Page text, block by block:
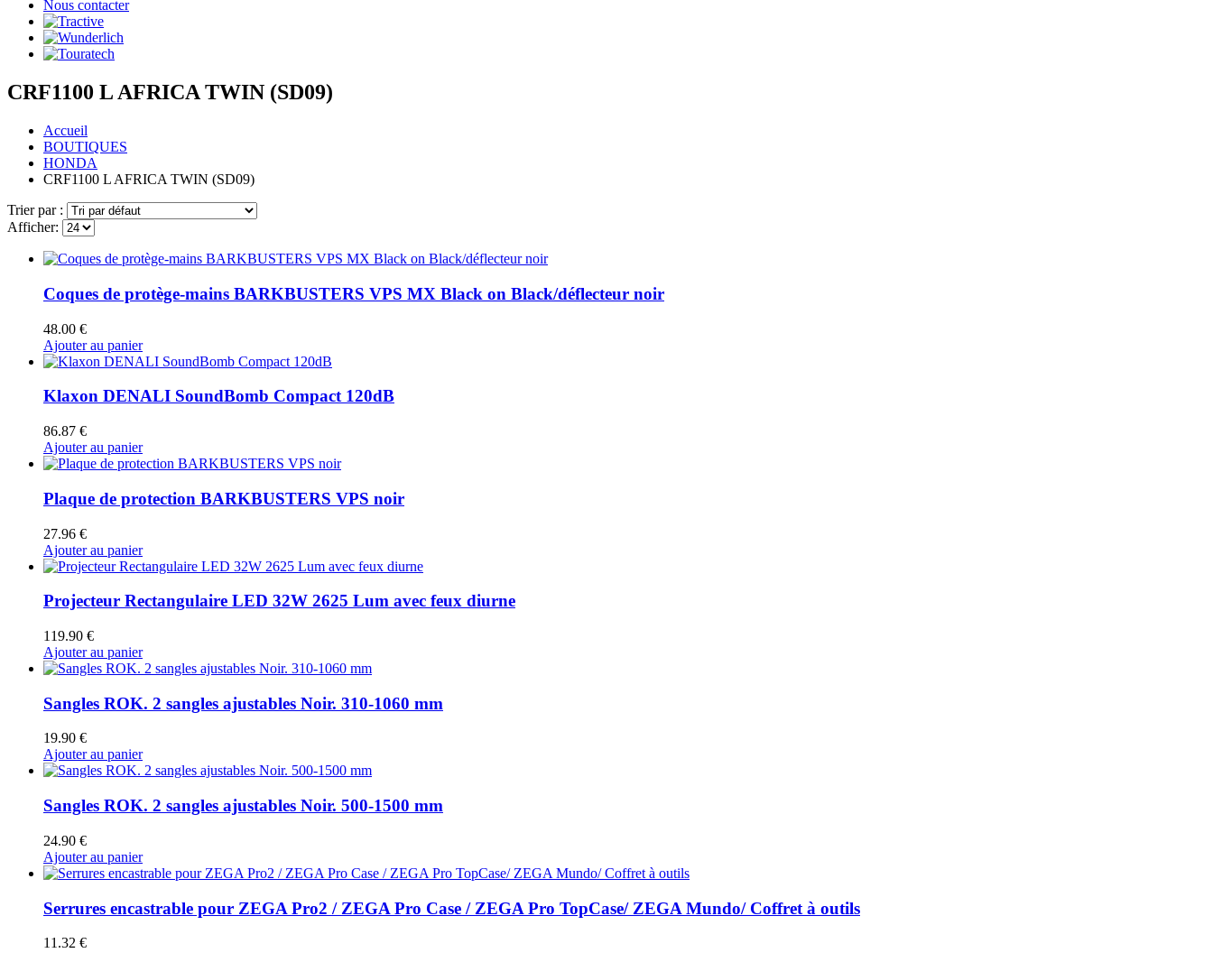
Nous contacter
CRF1100 L AFRICA TWIN (SD09)
Accueil
BOUTIQUES
HONDA
CRF1100 L AFRICA TWIN (SD09)
Trier par :
Afficher:
Coques de protège-mains BARKBUSTERS VPS MX Black on Black/déflecteur noir
48.00 €
Ajouter au panier
Klaxon DENALI SoundBomb Compact 120dB
86.87 €
Ajouter au panier
Plaque de protection BARKBUSTERS VPS noir
27.96 €
Ajouter au panier
Projecteur Rectangulaire LED 32W 2625 Lum avec feux diurne
119.90 €
Ajouter au panier
Sangles ROK. 2 sangles ajustables Noir. 310-1060 mm
19.90 €
Ajouter au panier
Sangles ROK. 2 sangles ajustables Noir. 500-1500 mm
24.90 €
Ajouter au panier
Serrures encastrable pour ZEGA Pro2 / ZEGA Pro Case / ZEGA Pro TopCase/ ZEGA Mundo/ Coffret à outils
11.32 €